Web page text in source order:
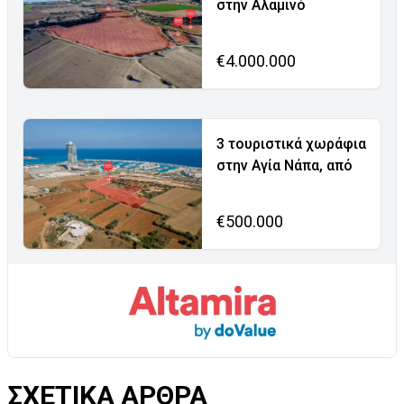
στην Αλαμινό
€4.000.000
3 τουριστικά χωράφια
στην Αγία Νάπα, από
€500.000
ΣΧΕΤΙΚΑ ΑΡΘΡΑ